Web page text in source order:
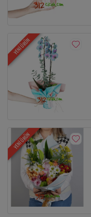
YENİ ÜRÜN
YENİ ÜRÜN